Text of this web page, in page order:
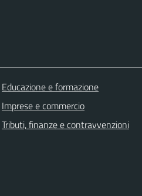
Educazione e formazione
Imprese e commercio
Tributi, finanze e contravvenzioni